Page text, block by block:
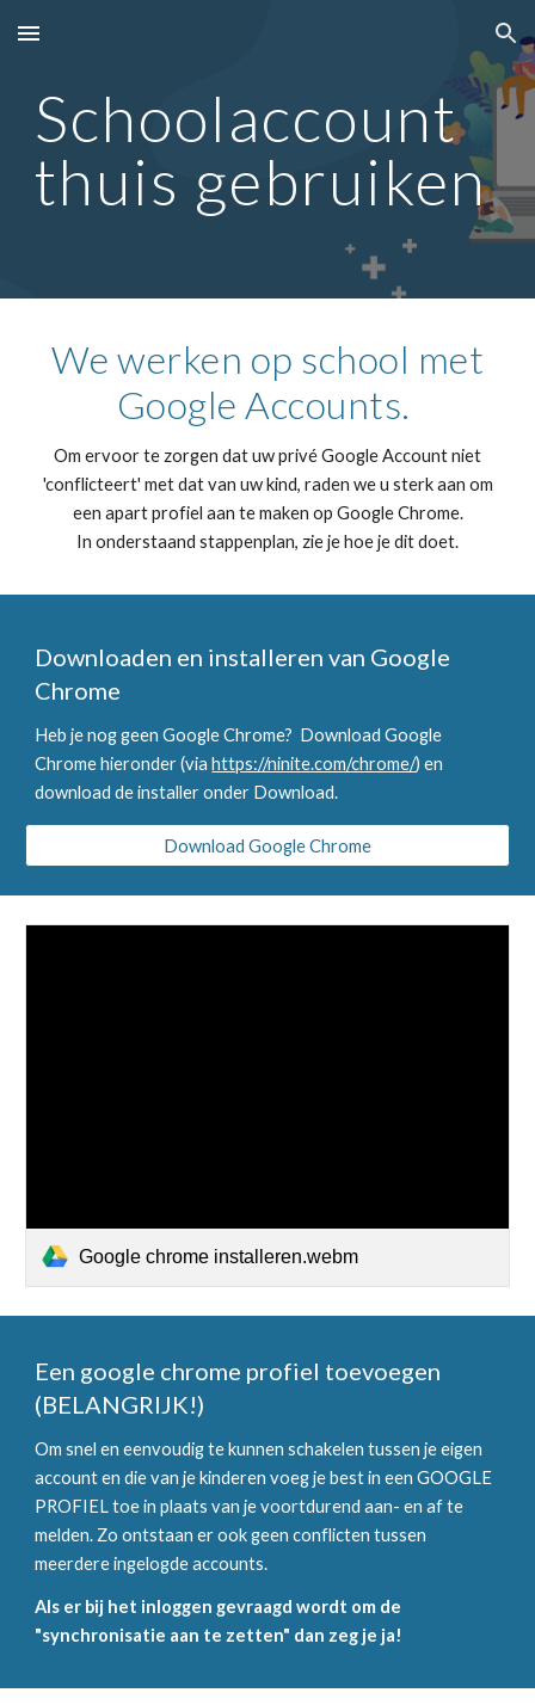
Skip to main content Skip to navigation
Schoolaccount
thuis gebruiken
We werken op school met
Google Accounts.
Om ervoor te zorgen dat uw privé Google Account niet
'conflicteert' met dat van uw kind, raden we u sterk aan om
een apart profiel aan te maken op Google Chrome.
In onderstaand stappenplan, zie je hoe je dit doet.
Downloaden en installeren van Google
Chrome
Heb je nog geen Google Chrome? Download Google
Chrome hieronder (viahttps://ninite.com/chrome/) en
download de installer onder Download.
Download Google Chrome
Google chrome installeren.webm
Een google chrome profiel toevoegen
(BELANGRIJK!)
Om snel en eenvoudig te kunnen schakelen tussen je eigen
account en die van je kinderen voeg je best in een GOOGLE
PROFIEL toe in plaats van je voortdurend aan- en af te
melden. Zo ontstaan er ook geen conflicten tussen
meerdere ingelogde accounts.
Als er bij het inloggen gevraagd wordt om de
"synchronisatie aan te zetten" dan zeg je ja!